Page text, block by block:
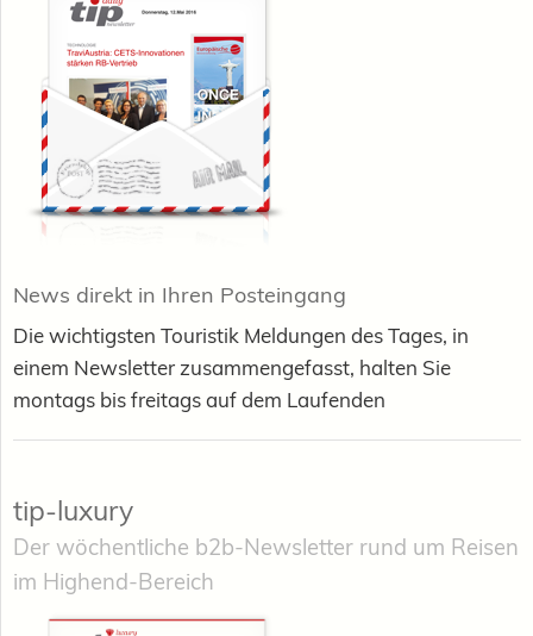
News direkt in Ihren Posteingang
Die wichtigsten Touristik Meldungen des Tages, in
einem Newsletter zusammengefasst, halten Sie
montags bis freitags auf dem Laufenden
tip-luxury
Der wöchentliche b2b-Newsletter rund um Reisen
im Highend-Bereich